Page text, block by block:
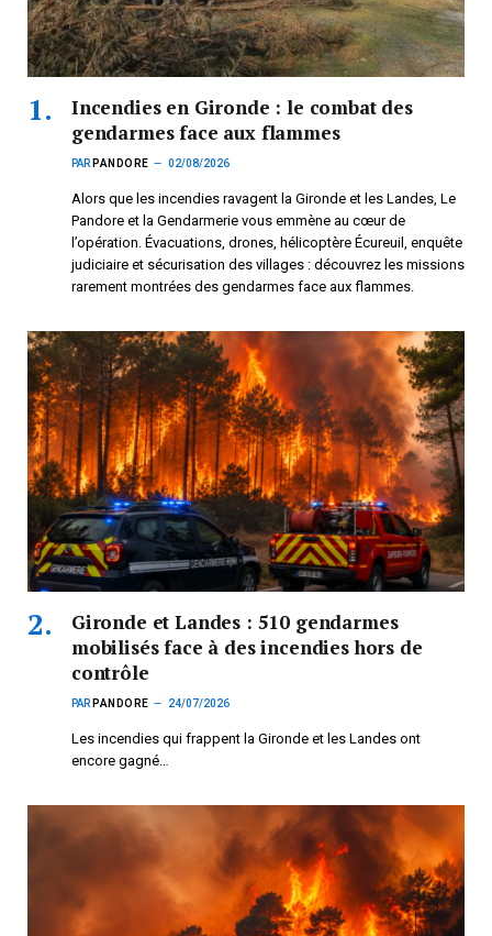
Incendies en Gironde : le combat des
gendarmes face aux flammes
PAR PANDORE 02/08/2026
Alors que les incendies ravagent la Gironde et les Landes, Le
Pandore et la Gendarmerie vous emmène au cœur de
l’opération. Évacuations, drones, hélicoptère Écureuil, enquête
judiciaire et sécurisation des villages : découvrez les missions
rarement montrées des gendarmes face aux flammes.
Gironde et Landes : 510 gendarmes
mobilisés face à des incendies hors de
contrôle
PAR PANDORE 24/07/2026
Les incendies qui frappent la Gironde et les Landes ont
encore gagné…